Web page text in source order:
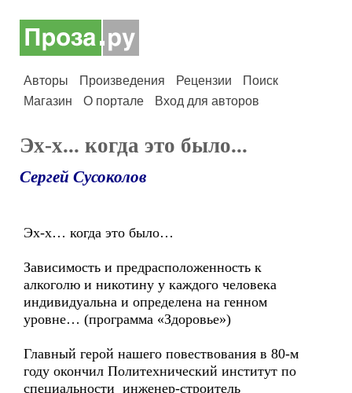
Авторы Произведения Рецензии
Поиск
Магазин
О портале Вход для авторов
Эх-х... когда это было...
Сергей Сусоколов
Эх-х… когда это было…
Зависимость и предрасположенность к
алкоголю и никотину у каждого человека
индивидуальна и определена на генном
уровне… (программа «Здоровье»)
Главный герой нашего повествования в 80-м
году окончил Политехнический институт по
специальности инженер-строитель